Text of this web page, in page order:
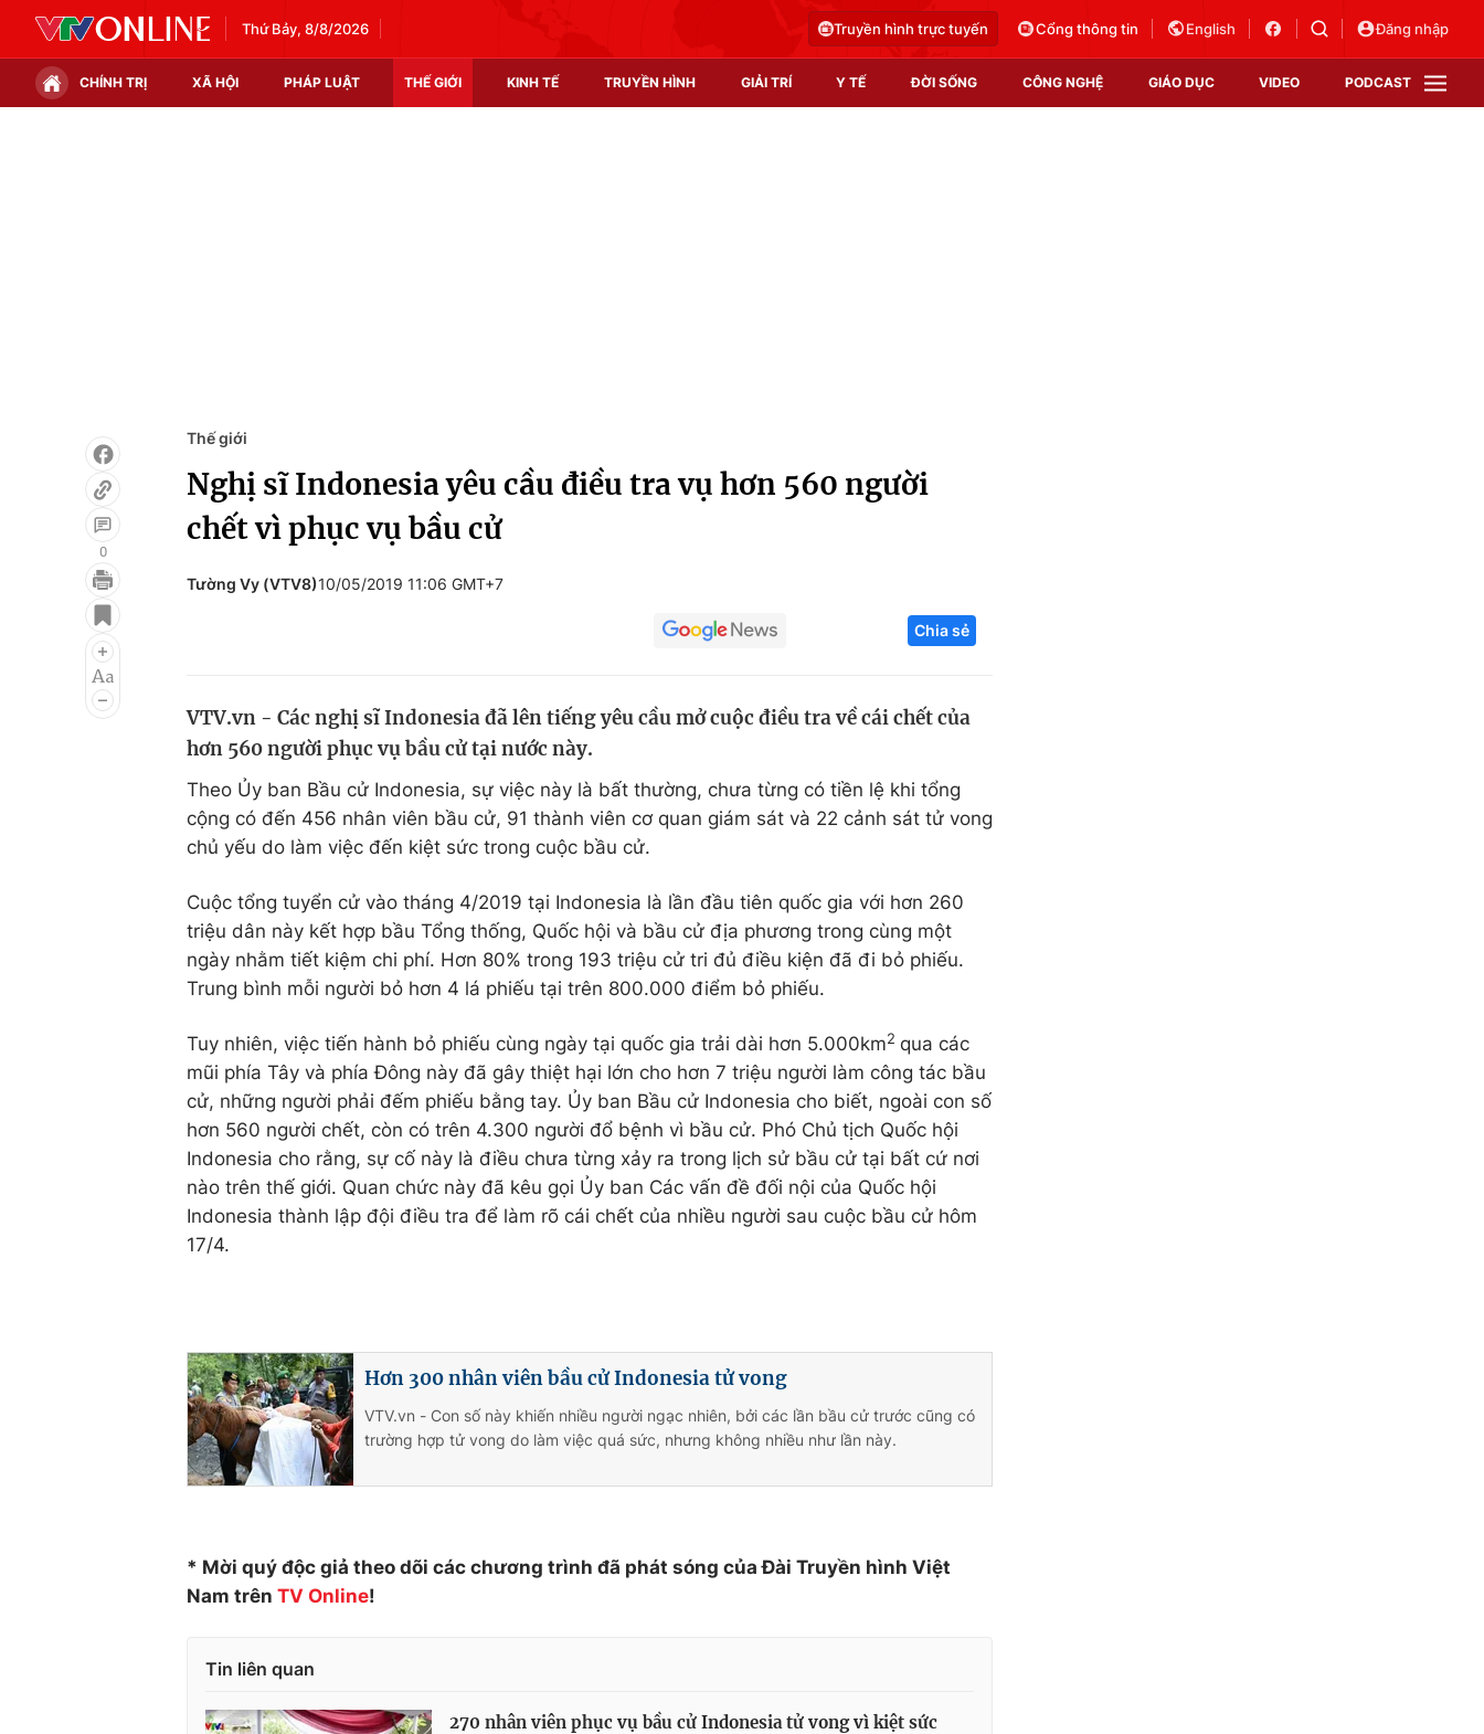
Thứ Bảy, 8/8/2026 Truyền hình trực tuyến Cổng thông tin English Đăng nhập
CHÍNH TRỊ XÃ HỘI PHÁP LUẬT THẾ GIỚI KINH TẾ TRUYỀN HÌNH GIẢI TRÍ Y TẾ ĐỜI SỐNG CÔNG NGHỆ GIÁO DỤC VIDEO PODCAST
Infographic
Điện ảnh
Âm nhạc
Chất lượng cuộc sống
Tuyển sinh
Hitech Công nghệ tương lai
Thị trường
0
Thế giới
Nghị sĩ Indonesia yêu cầu điều tra vụ hơn 560 người
chết vì phục vụ bầu cử
Tường Vy (VTV8)10/05/2019 11:06 GMT+7
Chia sẻ
VTV.vn - Các nghị sĩ Indonesia đã lên tiếng yêu cầu mở cuộc điều tra về cái chết của
hơn 560 người phục vụ bầu cử tại nước này.
Theo Ủy ban Bầu cử Indonesia, sự việc này là bất thường, chưa từng có tiền lệ khi tổng
cộng có đến 456 nhân viên bầu cử, 91 thành viên cơ quan giám sát và 22 cảnh sát tử vong
chủ yếu do làm việc đến kiệt sức trong cuộc bầu cử.
Cuộc tổng tuyển cử vào tháng 4/2019 tại Indonesia là lần đầu tiên quốc gia với hơn 260
triệu dân này kết hợp bầu Tổng thống, Quốc hội và bầu cử địa phương trong cùng một
ngày nhằm tiết kiệm chi phí. Hơn 80% trong 193 triệu cử tri đủ điều kiện đã đi bỏ phiếu.
Trung bình mỗi người bỏ hơn 4 lá phiếu tại trên 800.000 điểm bỏ phiếu.
Tuy nhiên, việc tiến hành bỏ phiếu cùng ngày tại quốc gia trải dài hơn 5.000km2 qua các
mũi phía Tây và phía Đông này đã gây thiệt hại lớn cho hơn 7 triệu người làm công tác bầu
cử, những người phải đếm phiếu bằng tay. Ủy ban Bầu cử Indonesia cho biết, ngoài con số
hơn 560 người chết, còn có trên 4.300 người đổ bệnh vì bầu cử. Phó Chủ tịch Quốc hội
Indonesia cho rằng, sự cố này là điều chưa từng xảy ra trong lịch sử bầu cử tại bất cứ nơi
nào trên thế giới. Quan chức này đã kêu gọi Ủy ban Các vấn đề đối nội của Quốc hội
Indonesia thành lập đội điều tra để làm rõ cái chết của nhiều người sau cuộc bầu cử hôm
17/4.
Hơn 300 nhân viên bầu cử Indonesia tử vong
VTV.vn - Con số này khiến nhiều người ngạc nhiên, bởi các lần bầu cử trước cũng có
trường hợp tử vong do làm việc quá sức, nhưng không nhiều như lần này.
* Mời quý độc giả theo dõi các chương trình đã phát sóng của Đài Truyền hình Việt
Nam trên TV Online!
Tin liên quan
270 nhân viên phục vụ bầu cử Indonesia tử vong vì kiệt sức